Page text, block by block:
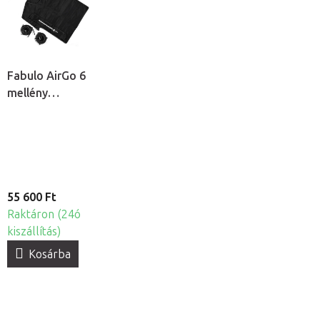
Fabulo AirGo 6
mellény
55 600 Ft
Raktáron (24ó
kiszállítás)
Kosárba